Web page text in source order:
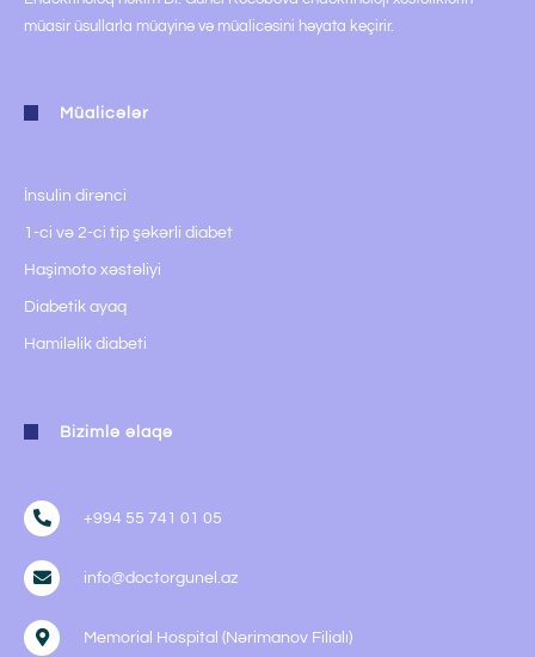
müasir üsullarla müayinə və müalicəsini həyata keçirir.
Müalicələr
İnsulin dirənci
1-ci və 2-ci tip şəkərli diabet
Haşimoto xəstəliyi
Diabetik ayaq
Hamiləlik diabeti
Bizimlə əlaqə
+994 55 741 01 05
info@doctorgunel.az
Memorial Hospital (Nərimanov Filialı)